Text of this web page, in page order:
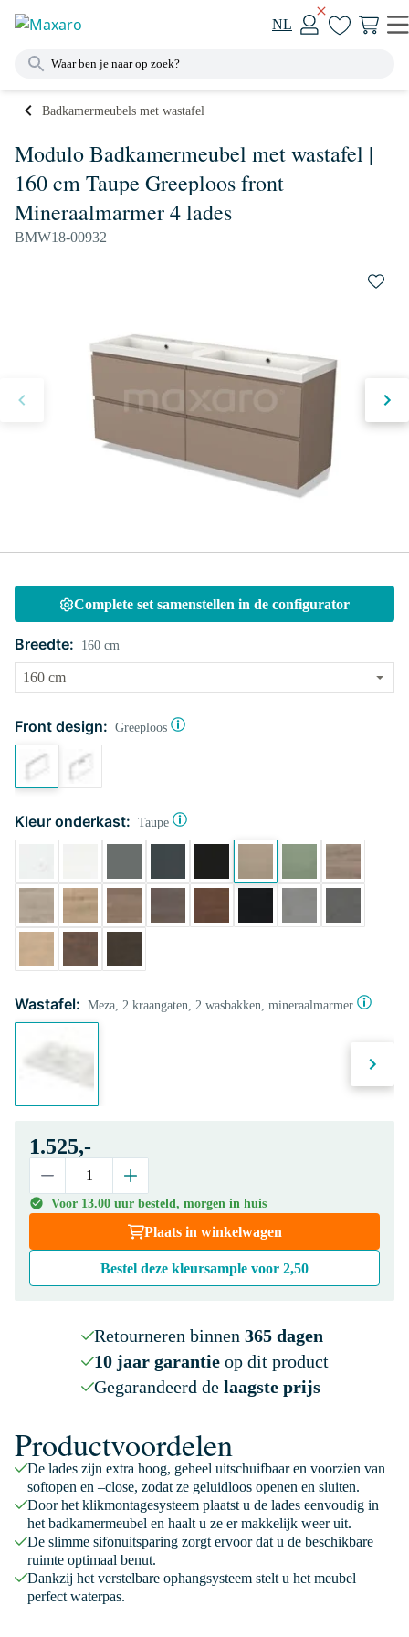
NL
Badkamermeubels met wastafel
Modulo Badkamermeubel met wastafel |
160 cm Taupe Greeploos front
Mineraalmarmer 4 lades
BMW18-00932
Complete set samenstellen in de configurator
Breedte: 160 cm
Front design: Greeploos
Kleur onderkast: Taupe
Wastafel: Meza, 2 kraangaten, 2 wasbakken, mineraalmarmer
1.525,-
Voor 13.00 uur besteld, morgen in huis
Plaats in winkelwagen
Bestel deze kleursample voor 2,50
Retourneren binnen 365 dagen
10 jaar garantieop dit product
Gegarandeerd de laagste prijs
Productvoordelen
De lades zijn extra hoog, geheel uitschuifbaar en voorzien van
softopen en –close, zodat ze geluidloos openen en sluiten.
Door het klikmontagesysteem plaatst u de lades eenvoudig in
het badkamermeubel en haalt u ze er makkelijk weer uit.
De slimme sifonuitsparing zorgt ervoor dat u de beschikbare
ruimte optimaal benut.
Dankzij het verstelbare ophangsysteem stelt u het meubel
perfect waterpas.